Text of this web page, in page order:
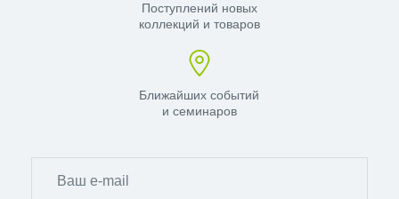
Поступлений новых
коллекций и товаров
Ближайших событий
и семинаров